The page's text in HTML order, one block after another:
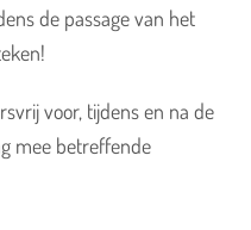
de passage van het
voor, tijdens en na de
mee betreffende